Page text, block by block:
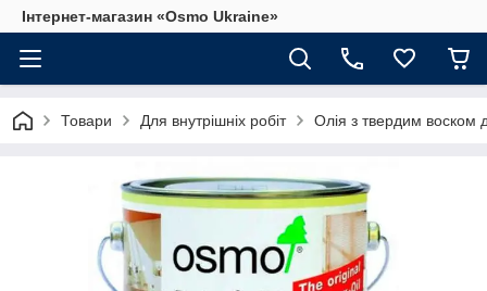
Інтернет-магазин «Osmo Ukraine»
Товари Для внутрішніх робіт Олія з твердим воском